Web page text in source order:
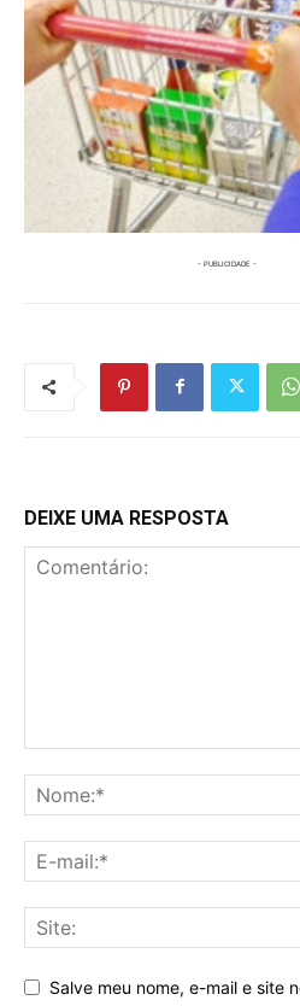
DEIXE UMA RESPOSTA
Salve meu nome, e-mail e site